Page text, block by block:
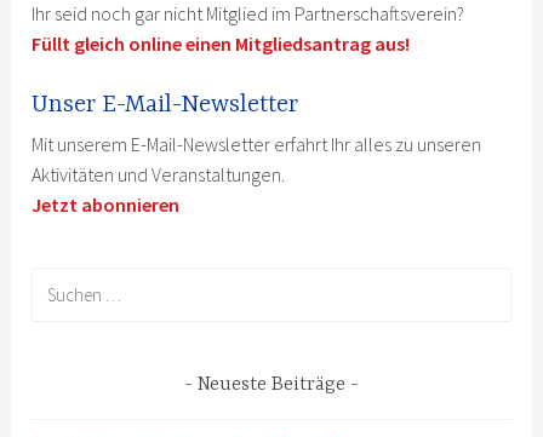
Ihr seid noch gar nicht Mitglied im Partnerschaftsverein?
Füllt gleich online einen Mitgliedsantrag aus!
Unser E-Mail-Newsletter
Mit unserem E-Mail-Newsletter erfahrt Ihr alles zu unseren
Aktivitäten und Veranstaltungen.
Jetzt abonnieren
Neueste Beiträge